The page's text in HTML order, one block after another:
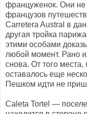
француженок. Они
французов
Carretera Austral в
другая тройка
этими особами
любой момент. Рано
снова. От того
оставалось еще
Пешком идти не
Caleta Tortel —